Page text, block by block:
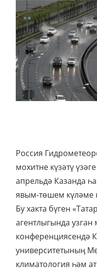
Россия
мохитне күзәтү
апрельдә Казанда
явым-төшем күләме
Бу хакта бүген
агентлыгында узган
конференциясендә
университетының
климатология һәм